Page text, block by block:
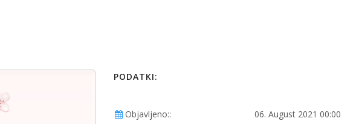
PODATKI:
Objavljeno:: 06. August 2021 00:00